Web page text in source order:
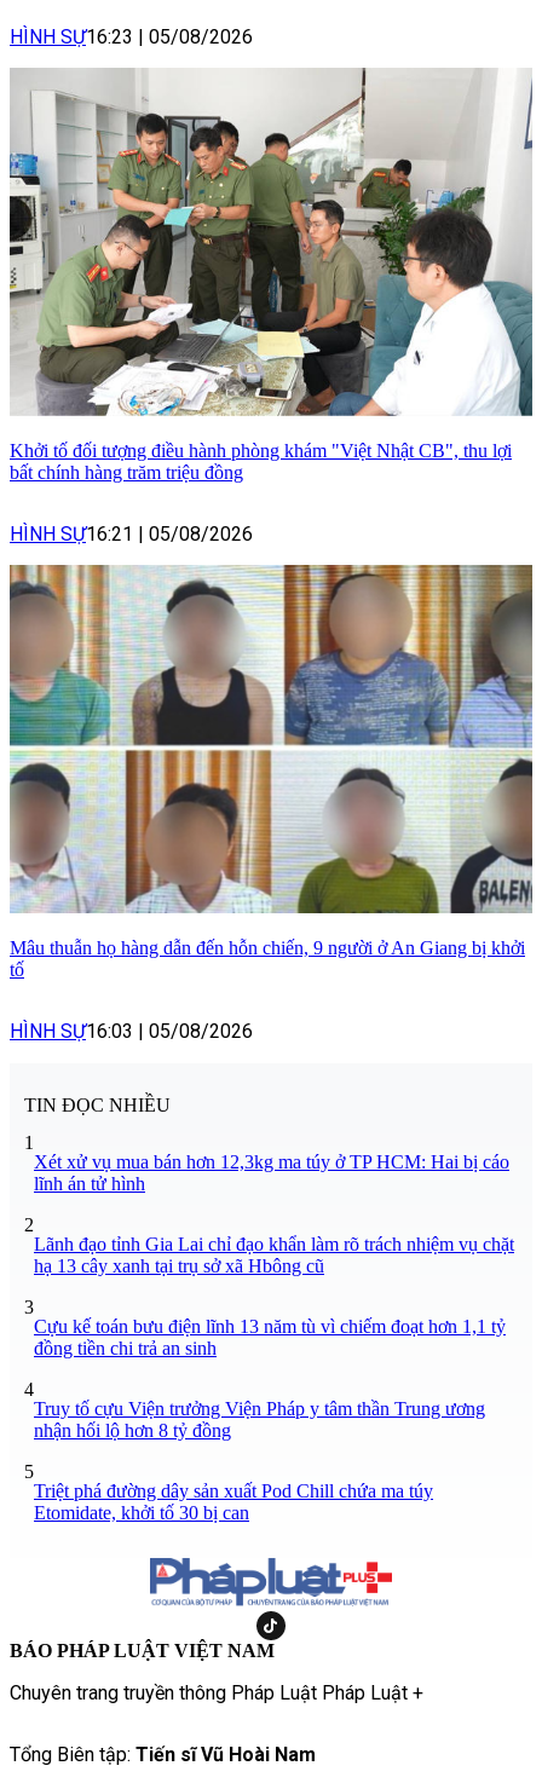
HÌNH SỰ16:23 05/08/2026
Khởi tố đối tượng điều hành phòng khám "Việt Nhật CB", thu lợi
bất chính hàng trăm triệu đồng
HÌNH SỰ16:21 05/08/2026
Mâu thuẫn họ hàng dẫn đến hỗn chiến, 9 người ở An Giang bị khởi
tố
HÌNH SỰ16:03 05/08/2026
TIN ĐỌC NHIỀU
1
Xét xử vụ mua bán hơn 12,3kg ma túy ở TP HCM: Hai bị cáo
lĩnh án tử hình
2
Lãnh đạo tỉnh Gia Lai chỉ đạo khẩn làm rõ trách nhiệm vụ chặt
hạ 13 cây xanh tại trụ sở xã Hbông cũ
3
Cựu kế toán bưu điện lĩnh 13 năm tù vì chiếm đoạt hơn 1,1 tỷ
đồng tiền chi trả an sinh
4
Truy tố cựu Viện trưởng Viện Pháp y tâm thần Trung ương
nhận hối lộ hơn 8 tỷ đồng
5
Triệt phá đường dây sản xuất Pod Chill chứa ma túy
Etomidate, khởi tố 30 bị can
BÁO PHÁP LUẬT VIỆT NAM
Chuyên trang truyền thông Pháp Luật Pháp Luật +
Tổng Biên tập: Tiến sĩ Vũ Hoài Nam